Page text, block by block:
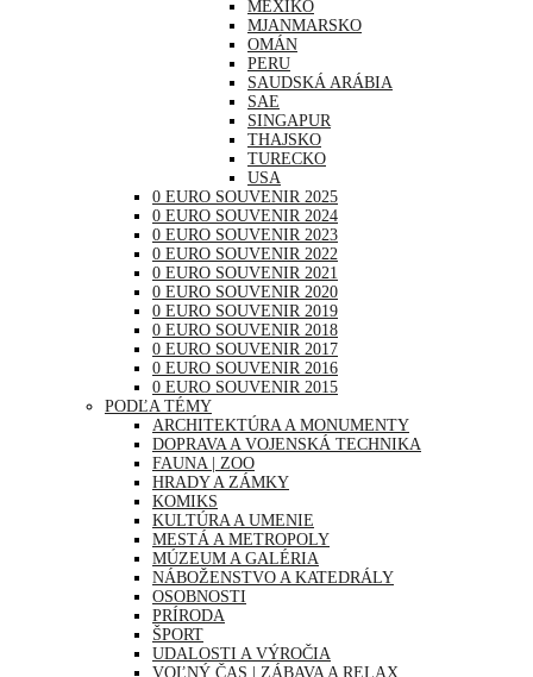
MEXIKO
MJANMARSKO
OMÁN
PERU
SAUDSKÁ ARÁBIA
SAE
SINGAPUR
THAJSKO
TURECKO
USA
0 EURO SOUVENIR 2025
0 EURO SOUVENIR 2024
0 EURO SOUVENIR 2023
0 EURO SOUVENIR 2022
0 EURO SOUVENIR 2021
0 EURO SOUVENIR 2020
0 EURO SOUVENIR 2019
0 EURO SOUVENIR 2018
0 EURO SOUVENIR 2017
0 EURO SOUVENIR 2016
0 EURO SOUVENIR 2015
PODĽA TÉMY
ARCHITEKTÚRA A MONUMENTY
DOPRAVA A VOJENSKÁ TECHNIKA
FAUNA | ZOO
HRADY A ZÁMKY
KOMIKS
KULTÚRA A UMENIE
MESTÁ A METROPOLY
MÚZEUM A GALÉRIA
NÁBOŽENSTVO A KATEDRÁLY
OSOBNOSTI
PRÍRODA
ŠPORT
UDALOSTI A VÝROČIA
VOĽNÝ ČAS | ZÁBAVA A RELAX